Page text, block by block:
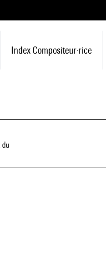
Index Compositeur·rice